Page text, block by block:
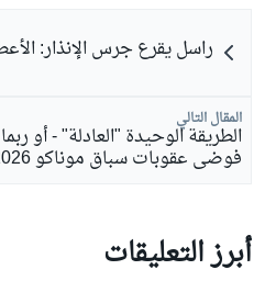
راسل يقرع جرس الإنذار:
المقال التالي
الطريقة الوحيدة "العادلة" - أو
فوضى عقوبات سباق موناكو 2026
أبرز التعليقات